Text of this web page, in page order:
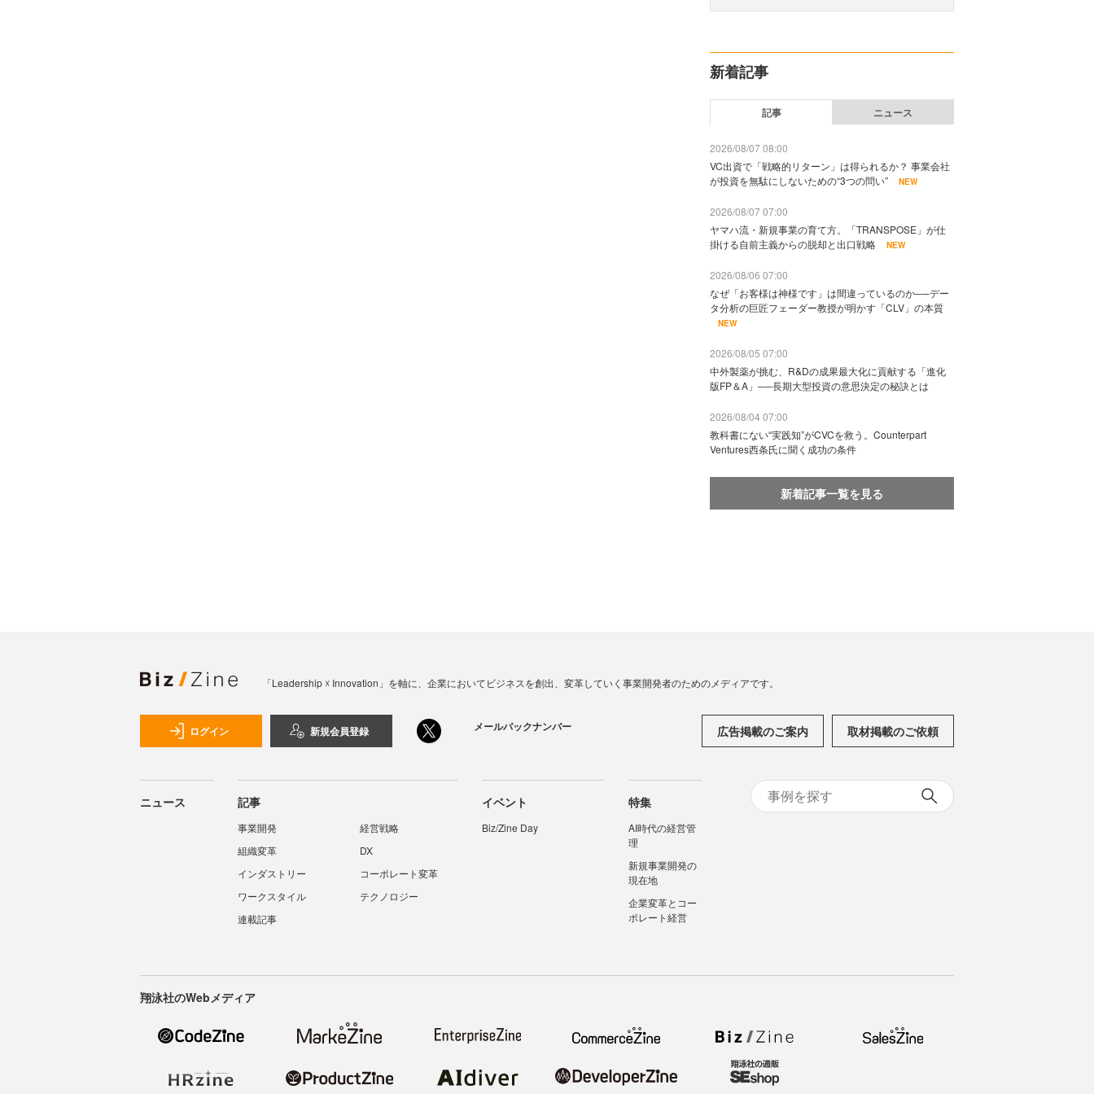
新着記事
記事 ニュース
2026/08/07 08:00
VC出資で「戦略的リターン」は得られるか？ 事業会社
が投資を無駄にしないための“3つの問い”
NEW
2026/08/07 07:00
ヤマハ流・新規事業の育て方。「TRANSPOSE」が仕
掛ける自前主義からの脱却と出口戦略
NEW
2026/08/06 07:00
なぜ「お客様は神様です」は間違っているのか──デー
タ分析の巨匠フェーダー教授が明かす「CLV」の本質
NEW
2026/08/05 07:00
中外製薬が挑む、R&Dの成果最大化に貢献する「進化
版FP＆A」──長期大型投資の意思決定の秘訣とは
2026/08/04 07:00
教科書にない“実践知”がCVCを救う。Counterpart
Ventures西条氏に聞く成功の条件
新着記事一覧を見る
「Leadership ☓ Innovation」を軸に、企業においてビジネスを創出、変革していく事業開発者のためのメディアです。
ログイン 新規会員登録 メールバックナンバー 広告掲載のご案内 取材掲載のご依頼
ニュース 記事
事業開発
経営戦略
組織変革
DX
インダストリー
コーポレート変革
ワークスタイル
テクノロジー
連載記事
イベント
Biz/Zine Day
特集
AI時代の経営管
理
新規事業開発の
現在地
企業変革とコー
ポレート経営
翔泳社のWebメディア